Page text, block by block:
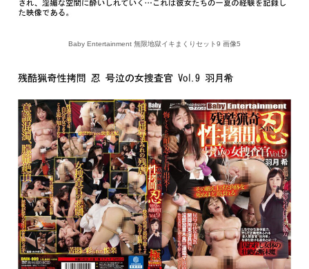
Baby Entertainment 無限地獄イキまくりセット9 画像5